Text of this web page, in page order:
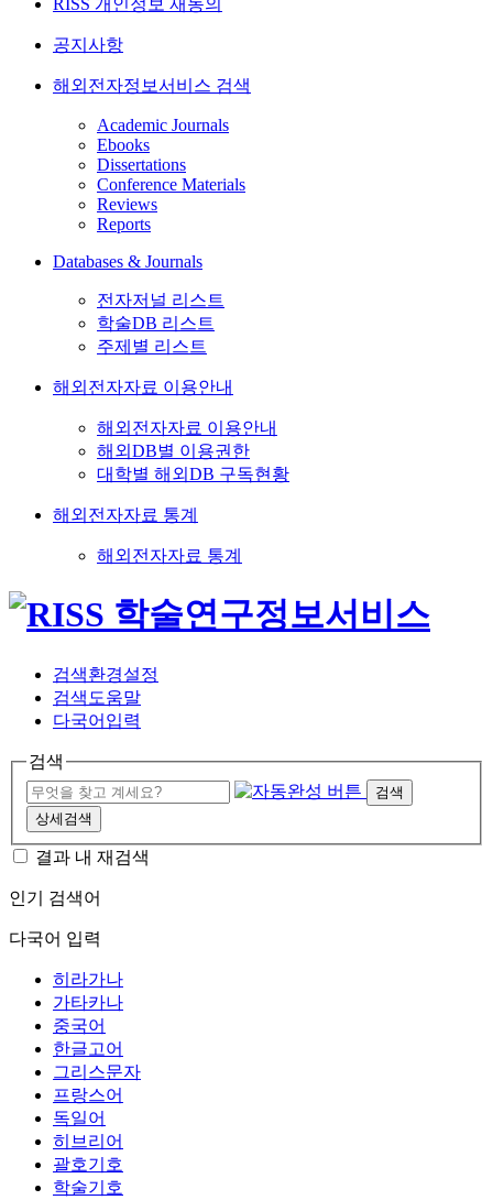
RISS 개인정보 재동의
공지사항
해외전자정보서비스 검색
Academic Journals
Ebooks
Dissertations
Conference Materials
Reviews
Reports
Databases & Journals
전자저널 리스트
학술DB 리스트
주제별 리스트
해외전자자료 이용안내
해외전자자료 이용안내
해외DB별 이용권한
대학별 해외DB 구독현황
해외전자자료 통계
해외전자자료 통계
검색환경설정
검색도움말
다국어입력
검색
검색
상세검색
결과 내 재검색
인기 검색어
다국어 입력
히라가나
가타카나
중국어
한글고어
그리스문자
프랑스어
독일어
히브리어
괄호기호
학술기호